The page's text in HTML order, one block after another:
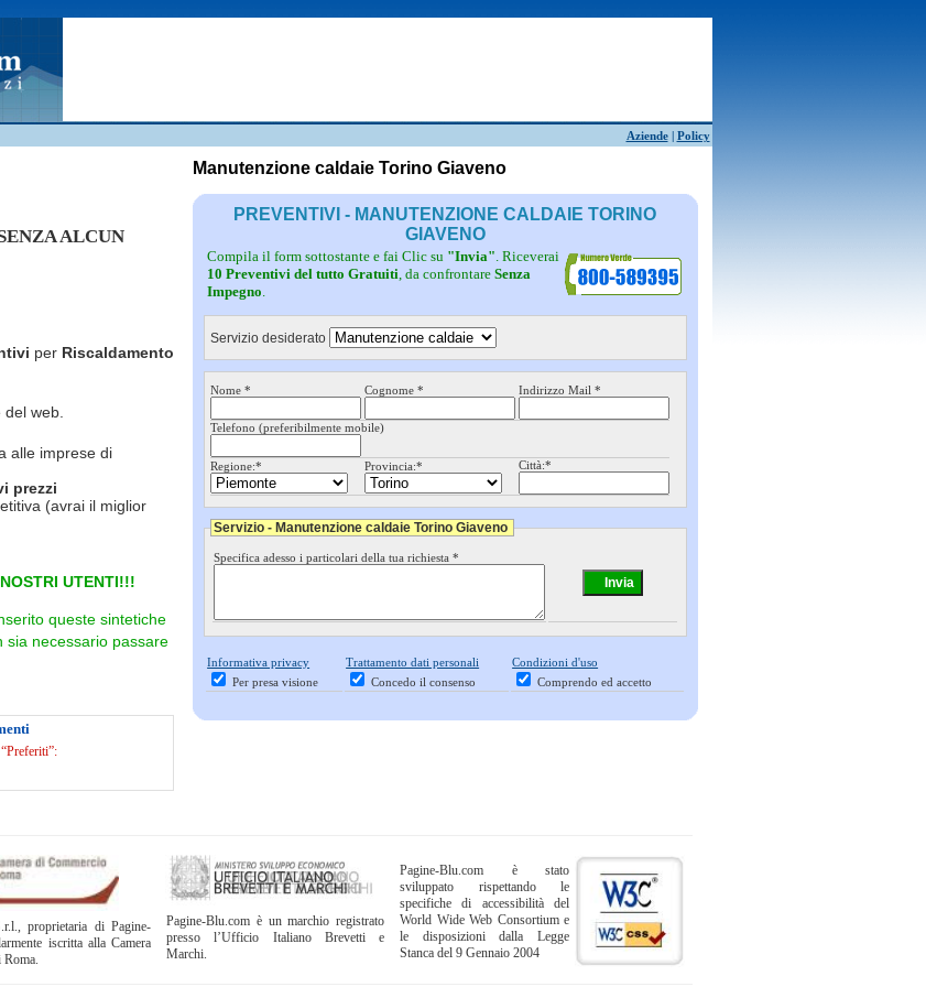
Aziende| Policy
ALCUN
per Riscaldamento
web.
alle imprese di
prezzi
(avrai il miglior
UTENTI!!!
queste sintetiche
sia necessario passare
Manutenzione caldaie Torino Giaveno
PREVENTIVI - MANUTENZIONE CALDAIE TORINO
GIAVENO
Compila il form sottostante e fai Clic su "Invia". Riceverai
10 Preventivi del tutto Gratuiti, da confrontareSenza
Impegno.
Servizio desiderato
Nome * Cognome * Indirizzo Mail *
Telefono (preferibilmente mobile)
Regione:* Provincia:* Città:*
Servizio - Manutenzione caldaie Torino Giaveno
Specifica adesso i particolari della tua richiesta *
Informativa privacy
Per presa visione
Trattamento dati personali
Concedo il consenso
Condizioni d'uso
Comprendo ed accetto
proprietaria di Pagine-
iscritta alla Camera
Pagine-Blu.com è un marchio registrato
presso l’Ufficio Italiano Brevetti e
Marchi.
Pagine-Blu.com è stato
sviluppato rispettando le
specifiche di accessibilità del
World Wide Web Consortium e
le disposizioni dalla Legge
Stanca del 9 Gennaio 2004